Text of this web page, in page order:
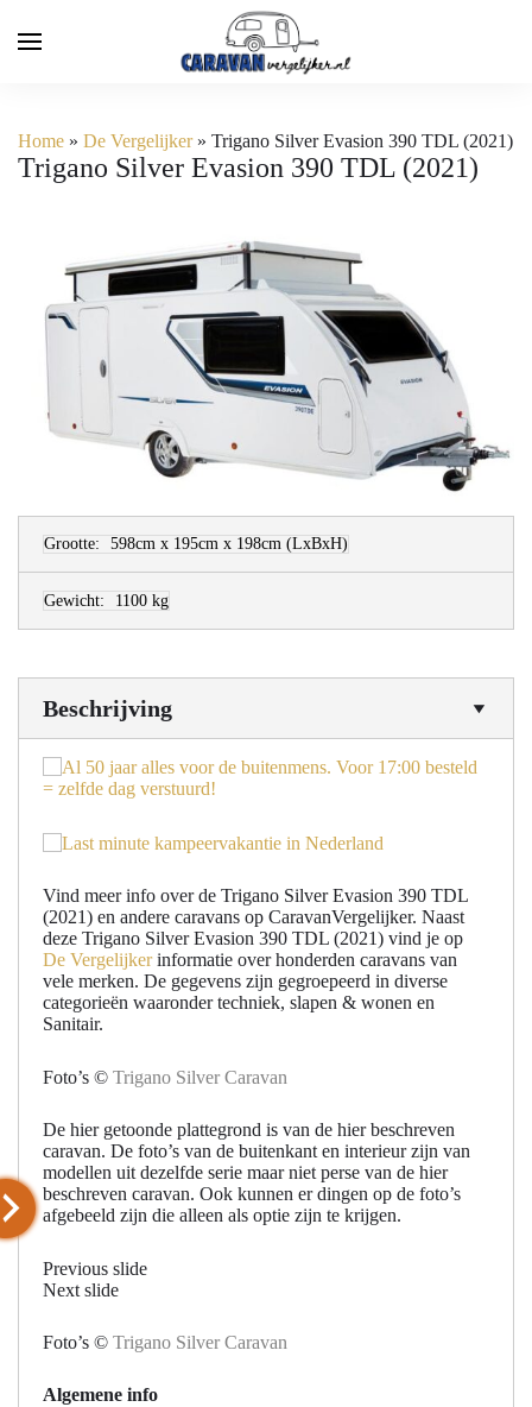
Home » De Vergelijker» Trigano Silver Evasion 390 TDL (2021)
Trigano Silver Evasion 390 TDL (2021)
Grootte: 598cm x 195cm x 198cm (LxBxH)
Gewicht: 1100 kg
Beschrijving
Vind meer info over de Trigano Silver Evasion 390 TDL
(2021) en andere caravans op CaravanVergelijker. Naast
deze Trigano Silver Evasion 390 TDL (2021) vind je op
De Vergelijkerinformatie over honderden caravans van
vele merken. De gegevens zijn gegroepeerd in diverse
categorieën waaronder techniek, slapen & wonen en
Sanitair.
Foto’s © Trigano Silver Caravan
De hier getoonde plattegrond is van de hier beschreven
caravan. De foto’s van de buitenkant en interieur zijn van
modellen uit dezelfde serie maar niet perse van de hier
beschreven caravan. Ook kunnen er dingen op de foto’s
afgebeeld zijn die alleen als optie zijn te krijgen.
Previous slide
Next slide
Foto’s © Trigano Silver Caravan
Algemene info